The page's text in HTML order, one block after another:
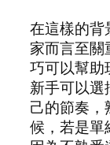
在這樣的背
家而言至關
巧可以幫助
新手可以選
己的節奏，
候，若是單